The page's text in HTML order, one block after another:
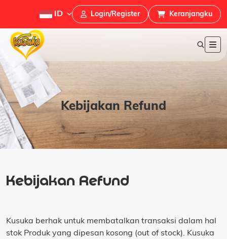
ID Login/Register Keranjangku
Kebijakan Refund
Kebijakan Refund
Kusuka berhak untuk membatalkan transaksi dalam hal
stok Produk yang dipesan kosong (out of stock). Kusuka